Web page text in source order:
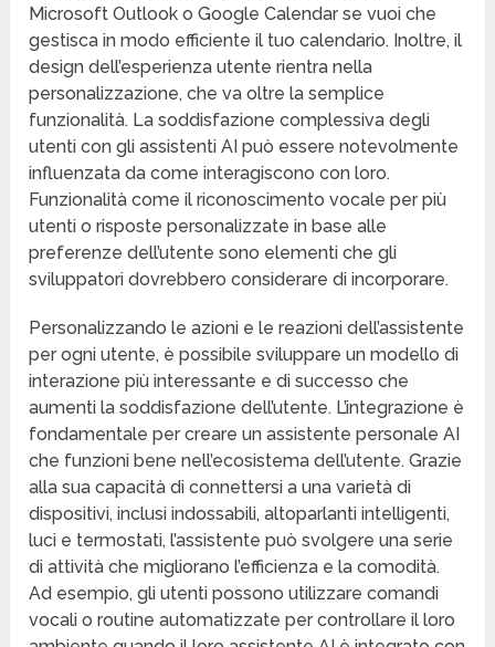
Microsoft Outlook o Google Calendar se vuoi che
gestisca in modo efficiente il tuo calendario. Inoltre, il
design dell’esperienza utente rientra nella
personalizzazione, che va oltre la semplice
funzionalità. La soddisfazione complessiva degli
utenti con gli assistenti AI può essere notevolmente
influenzata da come interagiscono con loro.
Funzionalità come il riconoscimento vocale per più
utenti o risposte personalizzate in base alle
preferenze dell’utente sono elementi che gli
sviluppatori dovrebbero considerare di incorporare.
Personalizzando le azioni e le reazioni dell’assistente
per ogni utente, è possibile sviluppare un modello di
interazione più interessante e di successo che
aumenti la soddisfazione dell’utente. L’integrazione è
fondamentale per creare un assistente personale AI
che funzioni bene nell’ecosistema dell’utente. Grazie
alla sua capacità di connettersi a una varietà di
dispositivi, inclusi indossabili, altoparlanti intelligenti,
luci e termostati, l’assistente può svolgere una serie
di attività che migliorano l’efficienza e la comodità.
Ad esempio, gli utenti possono utilizzare comandi
vocali o routine automatizzate per controllare il loro